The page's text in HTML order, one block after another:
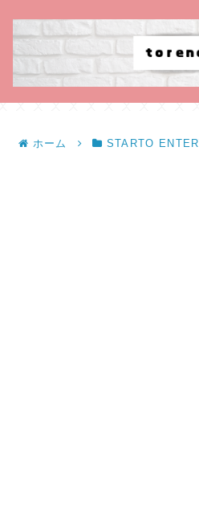
ホーム STARTO